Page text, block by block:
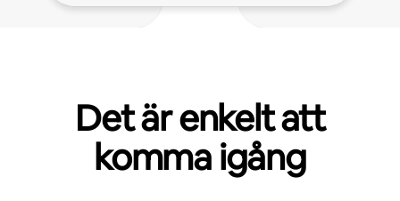
Det är enkelt att
komma igång